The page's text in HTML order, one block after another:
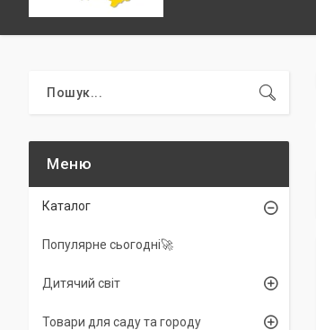
Каталог
Популярне сьогодні🚀
Дитячий світ
Товари для саду та городу